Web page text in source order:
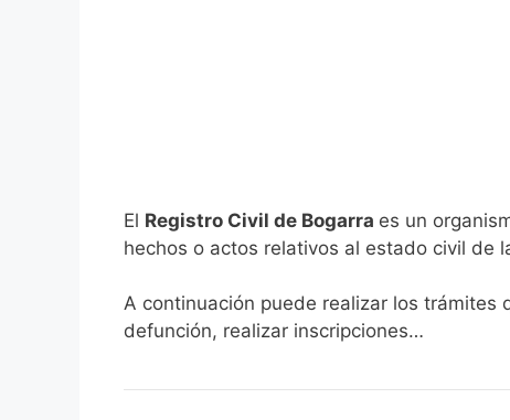
El Registro Civil de Bogarra es un
hechos o actos relativos al estado civil de
A continuación puede realizar los trámites
defunción, realizar inscripciones…